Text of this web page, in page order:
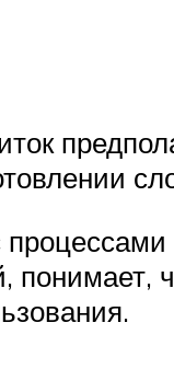
понимает,